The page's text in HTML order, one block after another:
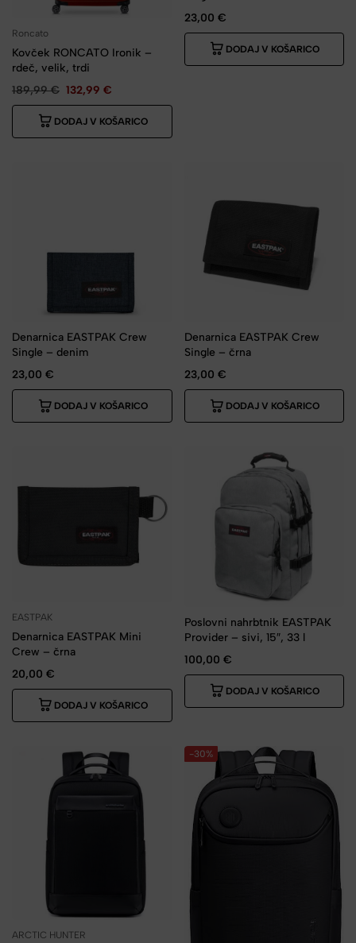
Roncato
Kovček RONCATO Ironik –
rdeč, velik, trdi
189,99€ 132,99 €
DODAJ V KOŠARICO
23,00 €
DODAJ V KOŠARICO
Denarnica EASTPAK Crew
Single – denim
23,00 €
DODAJ V KOŠARICO
Denarnica EASTPAK Crew
Single – črna
23,00 €
DODAJ V KOŠARICO
EASTPAK
Denarnica EASTPAK Mini
Crew – črna
20,00 €
DODAJ V KOŠARICO
Poslovni nahrbtnik EASTPAK
Provider – sivi, 15″, 33 l
100,00 €
DODAJ V KOŠARICO
ARCTIC HUNTER
-30%